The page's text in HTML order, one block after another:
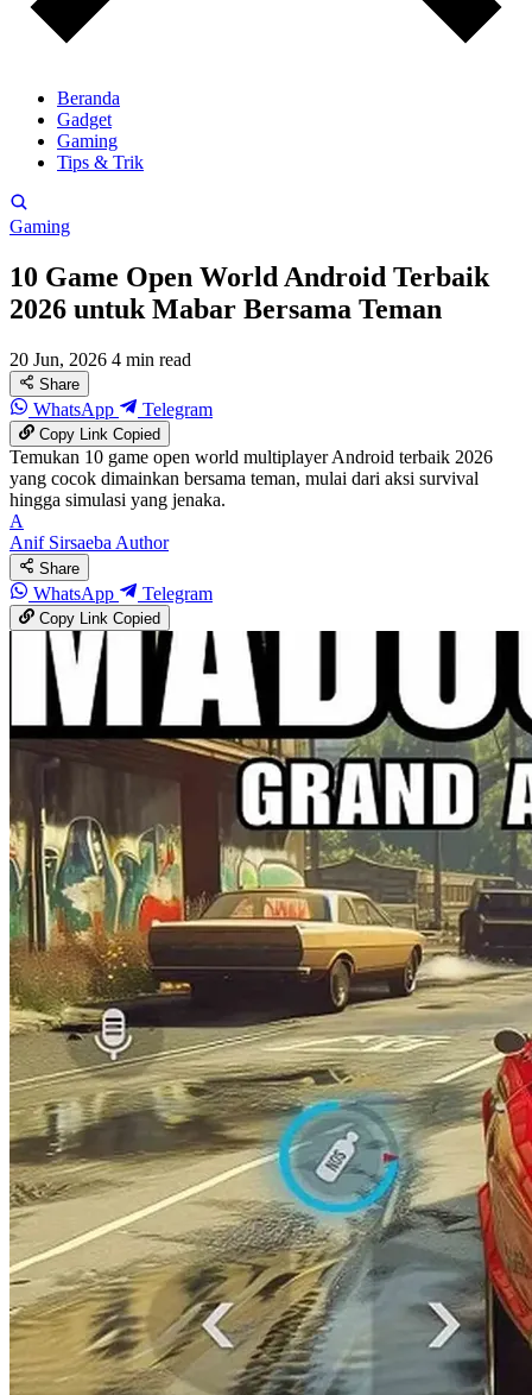
Beranda
Gadget
Gaming
Tips & Trik
Gaming
10 Game Open World Android Terbaik
2026 untuk Mabar Bersama Teman
20 Jun, 2026 4 min read
Share
WhatsApp Telegram
Copy LinkCopied
Temukan 10 game open world multiplayer Android terbaik 2026
yang cocok dimainkan bersama teman, mulai dari aksi survival
hingga simulasi yang jenaka.
A
Anif SirsaebaAuthor
Share
WhatsApp Telegram
Copy LinkCopied